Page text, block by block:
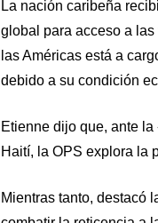
La nación caribeña
global para acceso a
las Américas está a
debido a su condición
Etienne dijo que, ante
Haití, la OPS explora la
Mientras tanto, destacó